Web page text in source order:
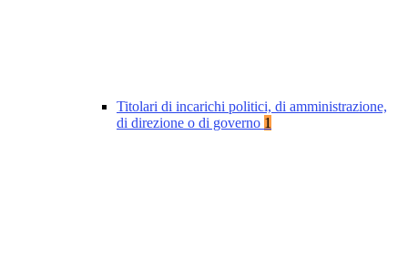
Titolari di incarichi politici, di amministrazione,
di direzione o di governo 1